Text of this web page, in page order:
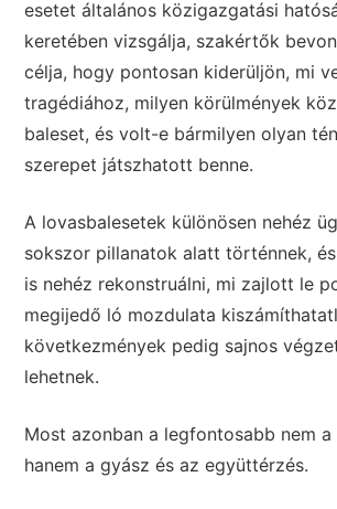
esetet általános közigazgatási
keretében vizsgálja, szakértők
célja, hogy pontosan kiderüljön, mi
tragédiához, milyen körülmények
baleset, és volt-e bármilyen olyan
szerepet játszhatott benne.
A lovasbalesetek különösen nehéz
sokszor pillanatok alatt történnek,
is nehéz rekonstruálni, mi zajlott le
megijedő ló mozdulata
következmények pedig sajnos
lehetnek.
Most azonban a legfontosabb nem a
hanem a gyász és az együttérzés.